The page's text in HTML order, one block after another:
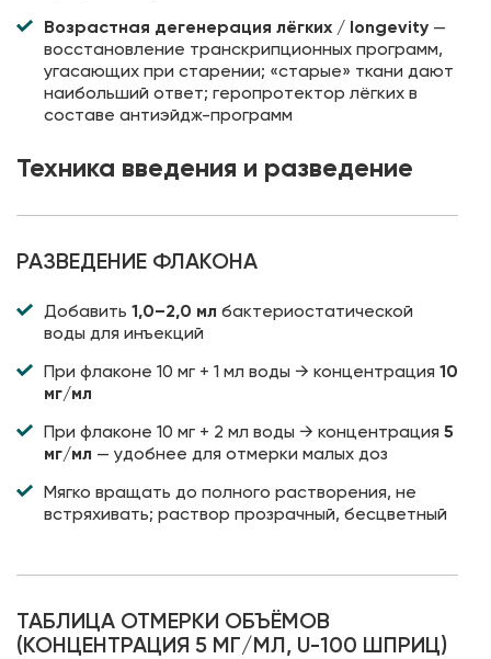
Возрастная дегенерация лёгких / longevity —
восстановление транскрипционных программ,
угасающих при старении; «старые» ткани дают
наибольший ответ; геропротектор лёгких в
составе антиэйдж-программ
Техника введения и разведение
РАЗВЕДЕНИЕ ФЛАКОНА
Добавить 1,0–2,0 мл бактериостатической
воды для инъекций
При флаконе 10 мг + 1 мл воды → концентрация 10
мг/мл
При флаконе 10 мг + 2 мл воды → концентрация 5
мг/мл — удобнее для отмерки малых доз
Мягко вращать до полного растворения, не
встряхивать; раствор прозрачный, бесцветный
ТАБЛИЦА ОТМЕРКИ ОБЪЁМОВ
(КОНЦЕНТРАЦИЯ 5 МГ/МЛ, U-100 ШПРИЦ)